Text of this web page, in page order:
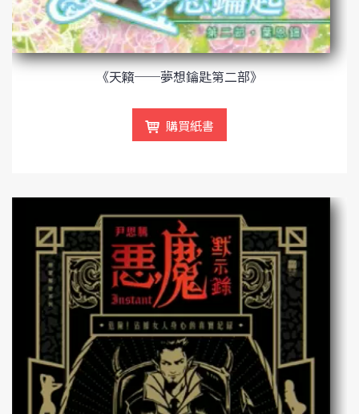
《天籟──夢想鑰匙第二部》
購買紙書